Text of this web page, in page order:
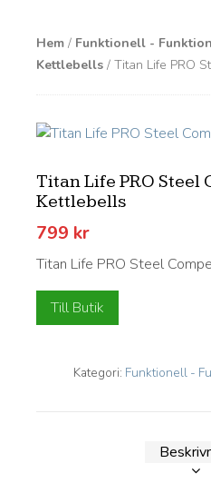
Hem / Funktionell -
Kettlebells / Titan Life PRO
Titan Life PRO Steel
Kettlebells
799 kr
Titan Life PRO Steel
Till Butik
Kategori: Funktionell -